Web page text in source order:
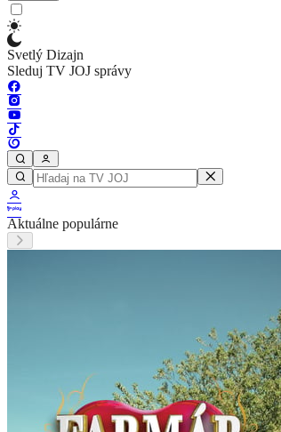
Svetlý Dizajn
Sleduj TV JOJ správy
Aktuálne populárne